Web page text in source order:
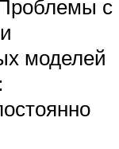
с
моделей